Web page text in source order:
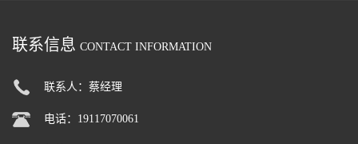
联系信息 CONTACT INFORMATION
联系人：蔡经理
电话：19117070061